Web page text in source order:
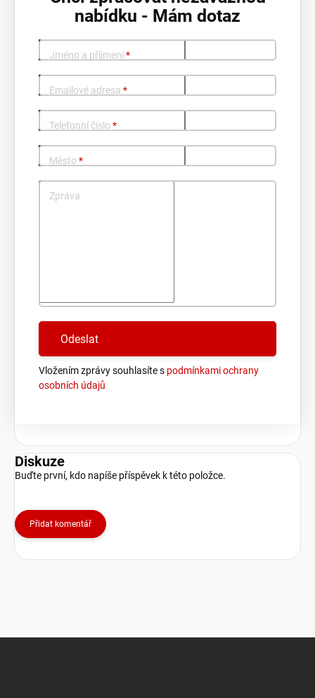
nabídku - Mám dotaz
Jméno a příjmení*
Emailové adresa *
Telefonní číslo *
Město *
Zpráva
Vložením zprávy souhlasíte s podmínkami ochrany
osobních údajů
Diskuze
Buďte první, kdo napíše příspěvek k této položce.
Přidat komentář